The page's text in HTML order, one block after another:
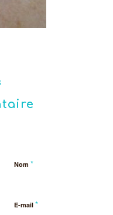
Nom *
E-mail *